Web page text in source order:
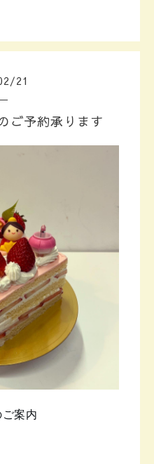
/21
ご予約承ります
ご案内